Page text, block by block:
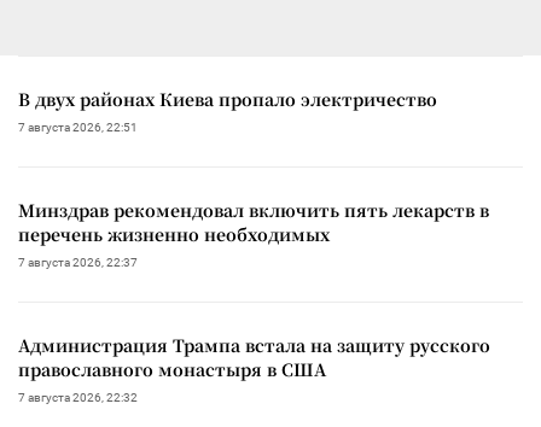
В двух районах Киева пропало электричество
7 августа 2026, 22:51
Минздрав рекомендовал включить пять лекарств в
перечень жизненно необходимых
7 августа 2026, 22:37
Администрация Трампа встала на защиту русского
православного монастыря в США
7 августа 2026, 22:32